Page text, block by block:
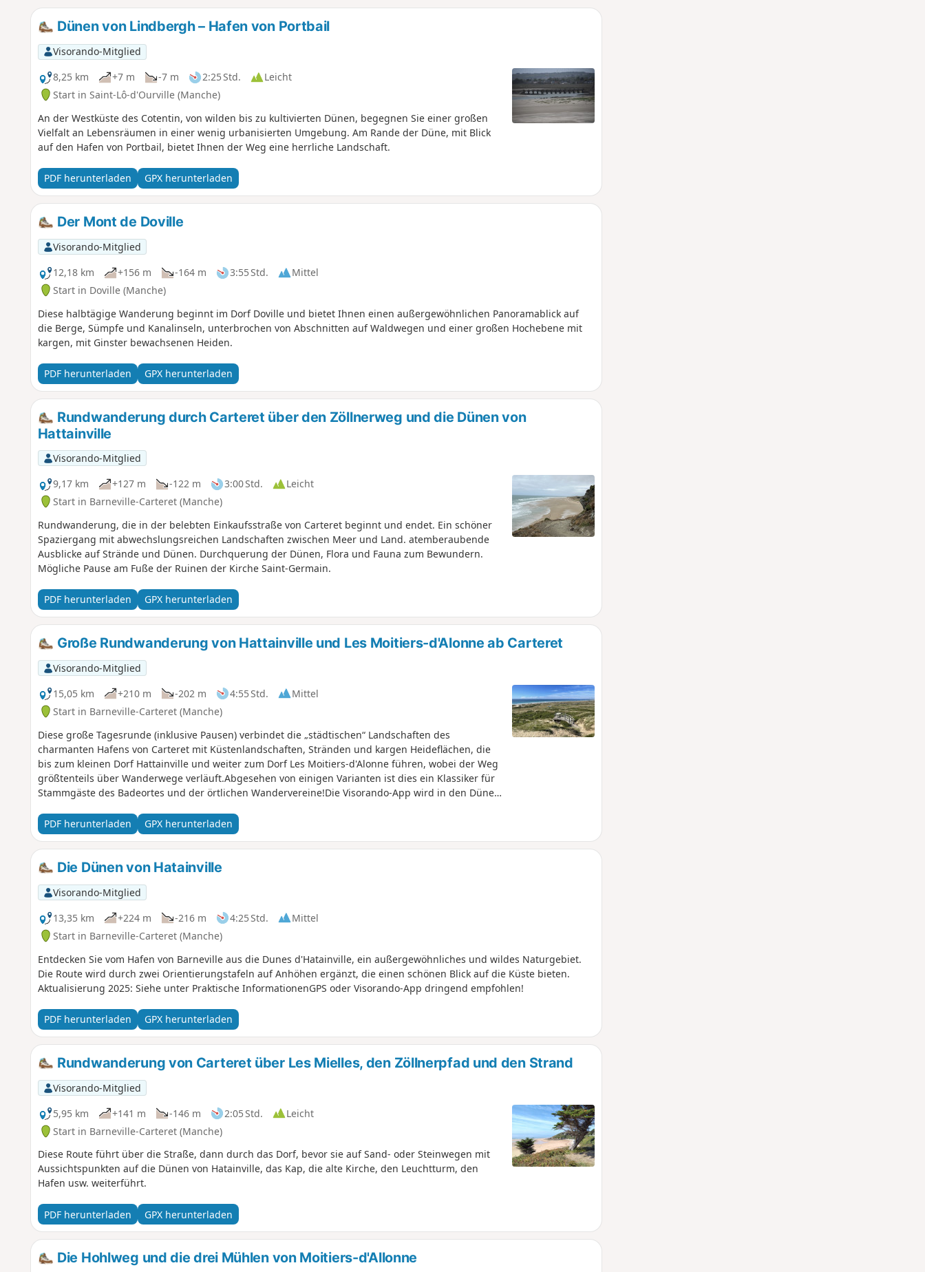
Dünen von Lindbergh – Hafen von Portbail
Visorando-Mitglied
8,25 km
+7 m -7 m 2:25 Std.
Leicht
Start in Saint-Lô-d'Ourville (Manche)
An der Westküste des Cotentin, von wilden bis zu kultivierten Dünen, begegnen Sie einer großen
Vielfalt an Lebensräumen in einer wenig urbanisierten Umgebung. Am Rande der Düne, mit Blick
auf den Hafen von Portbail, bietet Ihnen der Weg eine herrliche Landschaft.
PDF herunterladen GPX herunterladen
Der Mont de Doville
Visorando-Mitglied
12,18 km
+156 m -164 m 3:55 Std.
Mittel
Start in Doville (Manche)
Diese halbtägige Wanderung beginnt im Dorf Doville und bietet Ihnen einen außergewöhnlichen Panoramablick auf
die Berge, Sümpfe und Kanalinseln, unterbrochen von Abschnitten auf Waldwegen und einer großen Hochebene mit
kargen, mit Ginster bewachsenen Heiden.
PDF herunterladen GPX herunterladen
Rundwanderung durch Carteret über den Zöllnerweg und die Dünen von
Hattainville
Visorando-Mitglied
9,17 km
+127 m -122 m 3:00 Std.
Leicht
Start in Barneville-Carteret (Manche)
Rundwanderung, die in der belebten Einkaufsstraße von Carteret beginnt und endet. Ein schöner
Spaziergang mit abwechslungsreichen Landschaften zwischen Meer und Land. atemberaubende
Ausblicke auf Strände und Dünen. Durchquerung der Dünen, Flora und Fauna zum Bewundern.
Mögliche Pause am Fuße der Ruinen der Kirche Saint-Germain.
PDF herunterladen GPX herunterladen
Große Rundwanderung von Hattainville und Les Moitiers-d'Alonne ab Carteret
Visorando-Mitglied
15,05 km
+210 m -202 m 4:55 Std.
Mittel
Start in Barneville-Carteret (Manche)
Diese große Tagesrunde (inklusive Pausen) verbindet die „städtischen“ Landschaften des
charmanten Hafens von Carteret mit Küstenlandschaften, Stränden und kargen Heideflächen, die
bis zum kleinen Dorf Hattainville und weiter zum Dorf Les Moitiers-d'Alonne führen, wobei der Weg
größtenteils über Wanderwege verläuft.Abgesehen von einigen Varianten ist dies ein Klassiker für
Stammgäste des Badeortes und der örtlichen Wandervereine!Die Visorando-App wird in den Dünen
PDF herunterladen
GPX herunterladen
Die Dünen von Hatainville
Visorando-Mitglied
13,35 km
+224 m -216 m 4:25 Std.
Mittel
Start in Barneville-Carteret (Manche)
Entdecken Sie vom Hafen von Barneville aus die Dunes d'Hatainville, ein außergewöhnliches und wildes Naturgebiet.
Die Route wird durch zwei Orientierungstafeln auf Anhöhen ergänzt, die einen schönen Blick auf die Küste bieten.
Aktualisierung 2025: Siehe unter Praktische InformationenGPS oder Visorando-App dringend empfohlen!
PDF herunterladen GPX herunterladen
Rundwanderung von Carteret über Les Mielles, den Zöllnerpfad und den Strand
Visorando-Mitglied
5,95 km
+141 m -146 m 2:05 Std.
Leicht
Start in Barneville-Carteret (Manche)
Diese Route führt über die Straße, dann durch das Dorf, bevor sie auf Sand- oder Steinwegen mit
Aussichtspunkten auf die Dünen von Hatainville, das Kap, die alte Kirche, den Leuchtturm, den
Hafen usw. weiterführt.
PDF herunterladen GPX herunterladen
Die Hohlweg und die drei Mühlen von Moitiers-d'Allonne